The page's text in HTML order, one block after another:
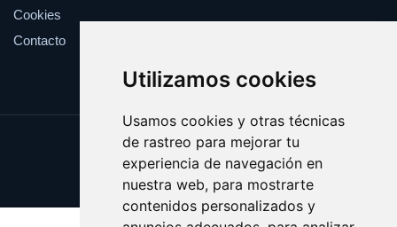
Utilizamos cookies
Usamos cookies y otras técnicas
de rastreo para mejorar tu
experiencia de navegación en
nuestra web, para mostrarte
contenidos personalizados y
Cookies
Contacto
Update cookies preferences
Copyright © 2025 clickanuncio.es